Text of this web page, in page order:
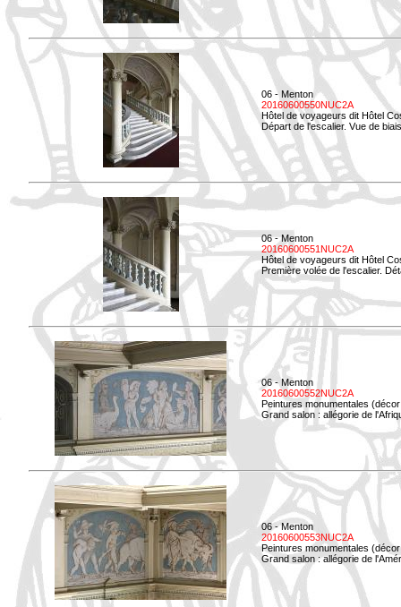
06 - Menton
20160600550NUC2A
Hôtel de voyageurs dit Hôtel
Départ de l'escalier. Vue de
06 - Menton
20160600551NUC2A
Hôtel de voyageurs dit Hôtel
Première volée de l'escalier.
06 - Menton
20160600552NUC2A
Peintures monumentales
Grand salon : allégorie de
06 - Menton
20160600553NUC2A
Peintures monumentales
Grand salon : allégorie de